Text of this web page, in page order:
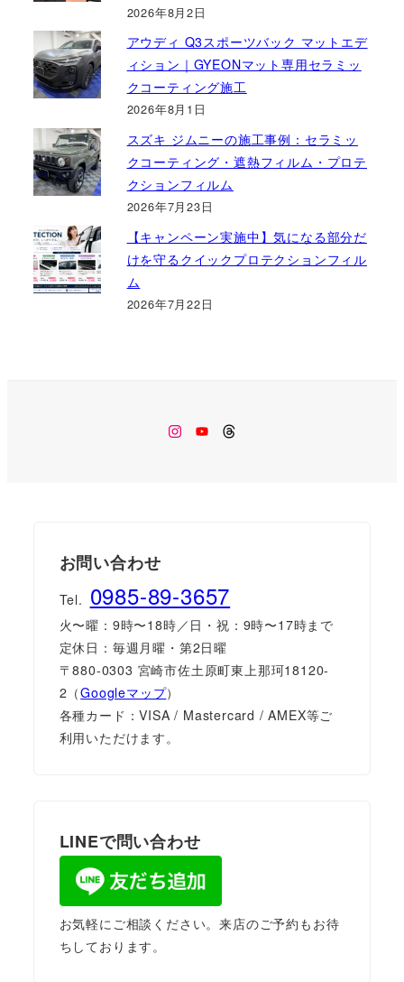
2026年8月2日
アウディ Q3スポーツバック マットエデ
ィション｜GYEONマット専用セラミッ
クコーティング施工
2026年8月1日
スズキ ジムニーの施工事例：セラミッ
クコーティング・遮熱フィルム・プロテ
クションフィルム
2026年7月23日
【キャンペーン実施中】気になる部分だ
けを守るクイックプロテクションフィル
ム
2026年7月22日
Instagram
YoutubeThreads
お問い合わせ
Tel. 0985-89-3657
火〜曜：9時〜18時／日・祝：9時〜17時まで
定休日：毎週月曜・第2日曜
〒880-0303 宮崎市佐土原町東上那珂18120-
2（Googleマップ）
各種カード：VISA / Mastercard / AMEX等ご
利用いただけます。
LINEで問い合わせ
お気軽にご相談ください。来店のご予約もお待
ちしております。